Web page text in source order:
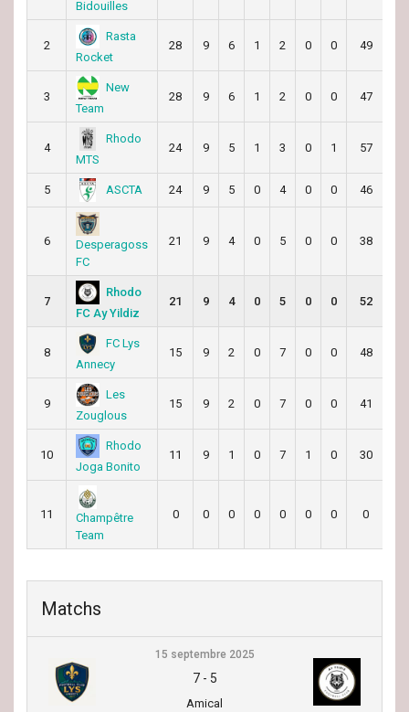
Bidouilles
2
Rasta
Rocket
28 9 6 1 2 0 0 49
3
New
Team
28 9 6 1 2 0 0 47
4
Rhodo
MTS
24 9 5 1 3 0 1 57
5 ASCTA 24 9 5 0 4 0 0 46
6
Desperagoss
FC
21 9 4 0 5 0 0 38
7
Rhodo
FC Ay Yildiz
21 9 4 0 5 0 0 52
8
FC Lys
Annecy
15 9 2 0 7 0 0 48
9
Les
Zouglous
15 9 2 0 7 0 0 41
10
Rhodo
Joga Bonito
11 9 1 0 7 1 0 30
11
Champêtre
Team
0 0 0 0 0 0 0 0
Matchs
15 septembre 2025
7- 5
Amical